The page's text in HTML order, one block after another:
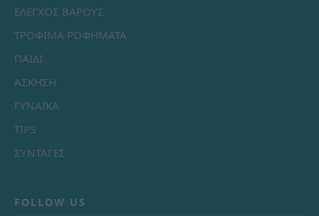
ΕΛΕΓΧΟΣ ΒΑΡΟΥΣ
ΤΡΟΦΙΜΑ ΡΟΦΗΜΑΤΑ
ΠΑΙΔΙ
ΑΣΚΗΣΗ
ΓΥΝΑΙΚΑ
TIPS
ΣΥΝΤΑΓΕΣ
FOLLOW US